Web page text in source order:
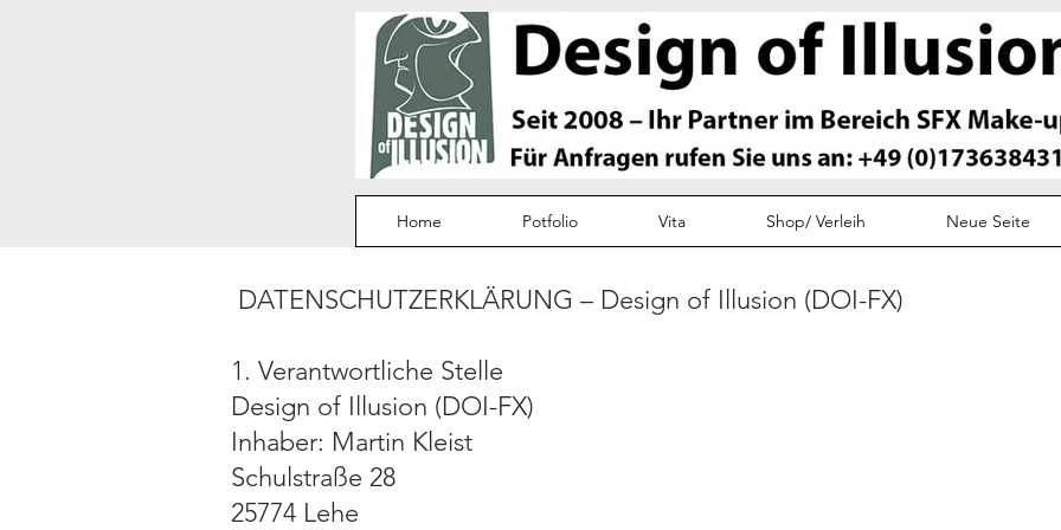
Home Potfolio Vita Shop/ Verleih Neue Seite
DATENSCHUTZERKLÄRUNG – Design of Illusion (DOI-FX)
1. Verantwortliche Stelle
Design of Illusion (DOI-FX)
Inhaber: Martin Kleist
Schulstraße 28
25774 Lehe